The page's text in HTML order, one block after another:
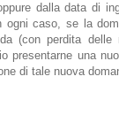
dalla data di
ogni caso, se la
(con perdita
presentarne una
di tale nuova